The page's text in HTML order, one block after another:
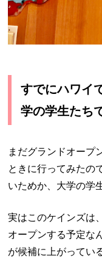
すでにハワイ
学の学生たち
まだグランドオープ
ときに行ってみたの
いためか、大学の学
実はこのケインズは
オープンする予定な
が候補に上がってい